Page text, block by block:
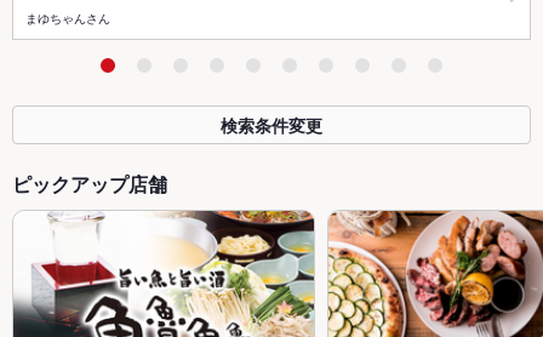
まゆちゃんさん
検索条件変更
ピックアップ店舗